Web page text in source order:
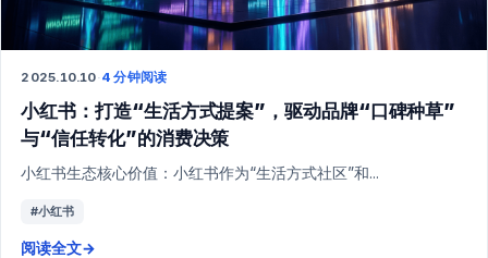
2025.10.10·4 分钟阅读
小红书：打造“生活方式提案”，驱动品牌“口碑种草”
与“信任转化”的消费决策
小红书生态核心价值：小红书作为“生活方式社区”和...
#小红书
阅读全文→